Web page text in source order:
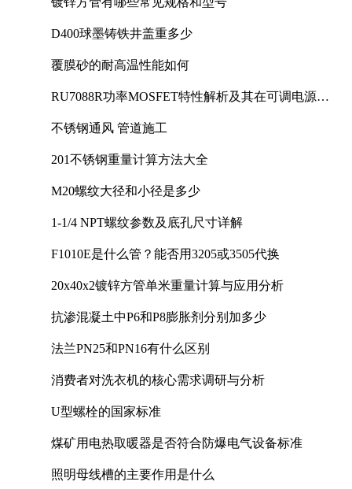
D400球墨铸铁井盖重多少
覆膜砂的耐高温性能如何
RU7088R功率MOSFET特性解析及其在可调电源设
不锈钢通风 管道施工
201不锈钢重量计算方法大全
M20螺纹大径和小径是多少
1-1/4 NPT螺纹参数及底孔尺寸详解
F1010E是什么管？能否用3205或3505代换
20x40x2镀锌方管单米重量计算与应用分析
抗渗混凝土中P6和P8膨胀剂分别加多少
法兰PN25和PN16有什么区别
消费者对洗衣机的核心需求调研与分析
U型螺栓的国家标准
煤矿用电热取暖器是否符合防爆电气设备标准
照明母线槽的主要作用是什么